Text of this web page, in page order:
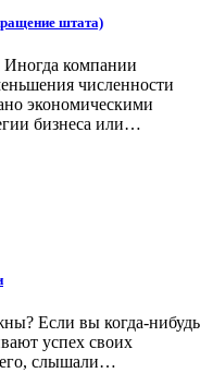
штата)
Иногда компании
численности
экономическими
бизнеса или…
Если вы когда-нибудь
успех своих
слышали…